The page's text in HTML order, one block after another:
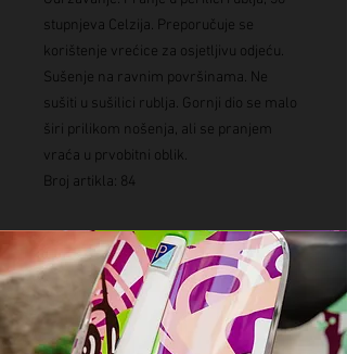
stupnjeva Celzija. Preporučuje se
korištenje vrećice za osjetljivu odjeću.
Sušenje na ravnim površinama. Ne
sušiti u sušilici rublja. Gornji dio se malo
širi prilikom nošenja, ali se pranjem
vraća u prvobitni oblik.
Broj artikla: 84